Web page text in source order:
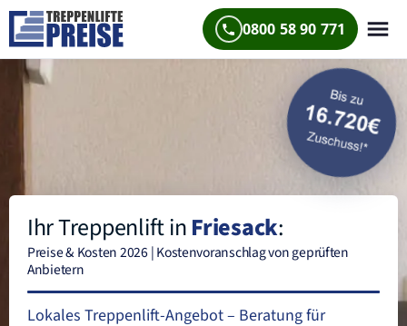
0800 58 90 771
Ihr Treppenlift inFriesack:
Preise & Kosten 2026 | Kostenvoranschlag von geprüften
Anbietern
Lokales Treppenlift-Angebot – Beratung für